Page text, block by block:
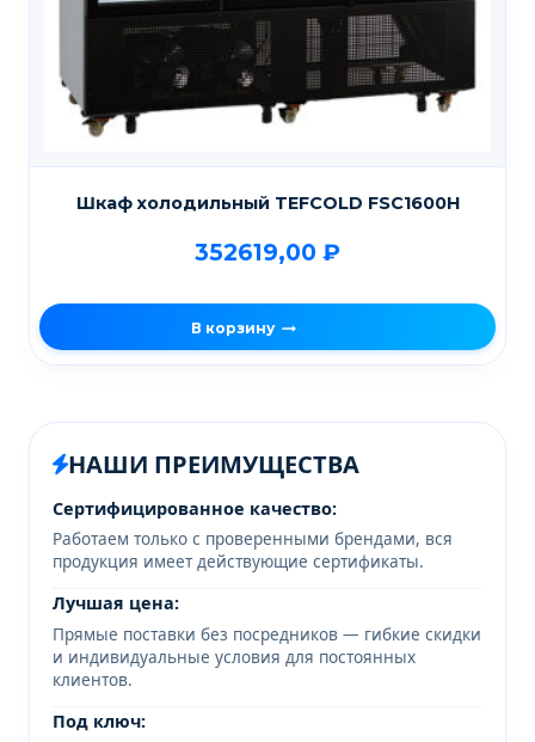
Шкаф холодильный TEFCOLD FSC1600H
352619,00 ₽
В корзину
НАШИ ПРЕИМУЩЕСТВА
Сертифицированное качество:
Работаем только с проверенными брендами, вся
продукция имеет действующие сертификаты.
Лучшая цена:
Прямые поставки без посредников — гибкие скидки
и индивидуальные условия для постоянных
клиентов.
Под ключ: